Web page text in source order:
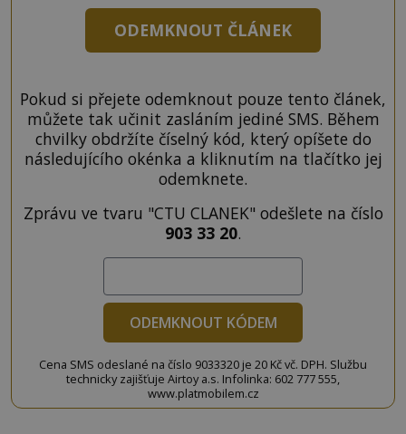
ODEMKNOUT ČLÁNEK
Pokud si přejete odemknout pouze tento článek,
můžete tak učinit zasláním jediné SMS. Během
chvilky obdržíte číselný kód, který opíšete do
následujícího okénka a kliknutím na tlačítko jej
odemknete.
Zprávu ve tvaru "CTU CLANEK" odešlete na číslo
903 33 20.
ODEMKNOUT KÓDEM
Cena SMS odeslané na číslo 9033320 je 20 Kč vč. DPH. Službu
technicky zajišťuje Airtoy a.s. Infolinka: 602 777 555,
www.platmobilem.cz